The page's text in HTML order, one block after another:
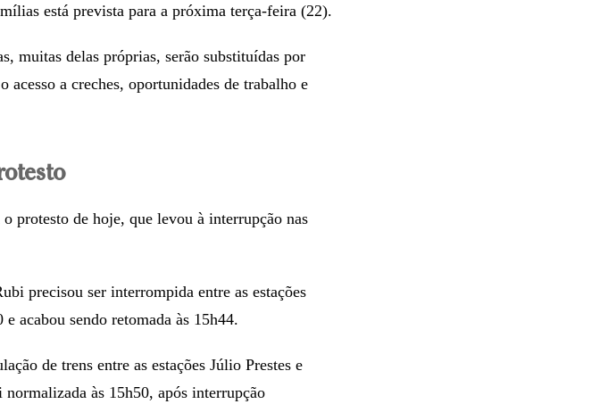
está prevista para a próxima terça-feira (22).
muitas delas próprias, serão substituídas por
a creches, oportunidades de trabalho e
protesto de hoje, que levou à interrupção nas
precisou ser interrompida entre as estações
acabou sendo retomada às 15h44.
de trens entre as estações Júlio Prestes e
às 15h50, após interrupção